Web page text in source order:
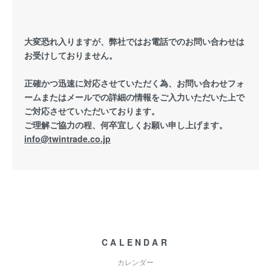
大変恐れ入りますが、弊社ではお電話でのお問い合わせは
お受けしておりません。
正確かつ迅速に対応させていただく為、お問い合わせフォ
ームまたはメールでの詳細の情報をご入力いただいた上で
ご対応させていただいております。
ご理解ご協力の程、何卒宜しくお願い申し上げます。
info@twintrade.co.jp
CALENDAR
カレンダー